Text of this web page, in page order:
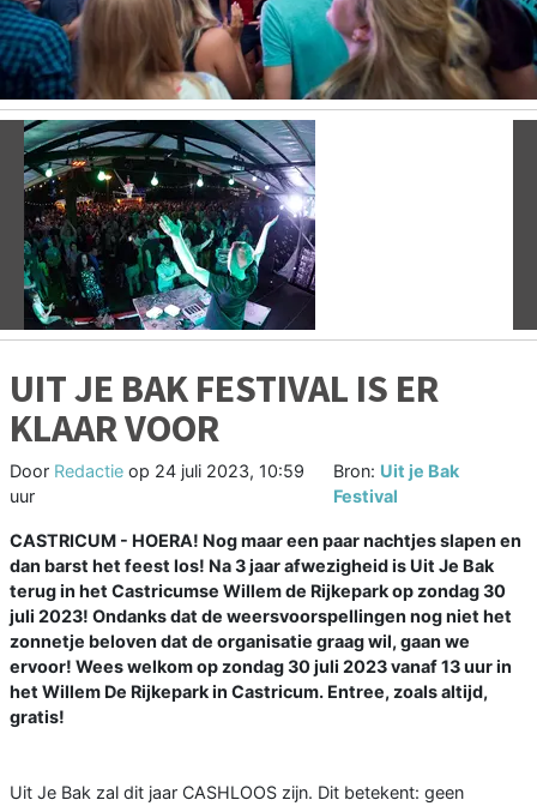
Vorige
UIT JE BAK FESTIVAL IS ER
KLAAR VOOR
Door Redactie op 24 juli 2023, 10:59
uur
Bron: Uit je Bak
Festival
CASTRICUM - HOERA! Nog maar een paar nachtjes slapen en
dan barst het feest los! Na 3 jaar afwezigheid is Uit Je Bak
terug in het Castricumse Willem de Rijkepark op zondag 30
juli 2023! Ondanks dat de weersvoorspellingen nog niet het
zonnetje beloven dat de organisatie graag wil, gaan we
ervoor! Wees welkom op zondag 30 juli 2023 vanaf 13 uur in
het Willem De Rijkepark in Castricum. Entree, zoals altijd,
gratis!
Uit Je Bak zal dit jaar CASHLOOS zijn. Dit betekent: geen